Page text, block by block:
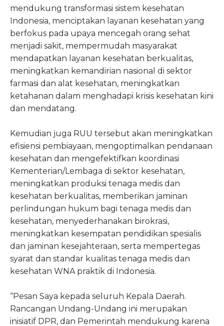
mendukung transformasi sistem kesehatan
Indonesia, menciptakan layanan kesehatan yang
berfokus pada upaya mencegah orang sehat
menjadi sakit, mempermudah masyarakat
mendapatkan layanan kesehatan berkualitas,
meningkatkan kemandirian nasional di sektor
farmasi dan alat kesehatan, meningkatkan
ketahanan dalam menghadapi krisis kesehatan kini
dan mendatang.
Kemudian juga RUU tersebut akan meningkatkan
efisiensi pembiayaan, mengoptimalkan pendanaan
kesehatan dan mengefektifkan koordinasi
Kementerian/Lembaga di sektor kesehatan,
meningkatkan produksi tenaga medis dan
kesehatan berkualitas, memberikan jaminan
perlindungan hukum bagi tenaga medis dan
kesehatan, menyederhanakan birokrasi,
meningkatkan kesempatan pendidikan spesialis
dan jaminan kesejahteraan, serta mempertegas
syarat dan standar kualitas tenaga medis dan
kesehatan WNA praktik di Indonesia.
“Pesan Saya kepada seluruh Kepala Daerah.
Rancangan Undang-Undang ini merupakan
inisiatif DPR, dan Pemerintah mendukung karena